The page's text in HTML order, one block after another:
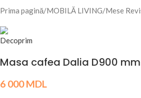
Prima pagină/MOBILĂ LIVING/Mese
Masa cafea Dalia D900 mm
6 000MDL